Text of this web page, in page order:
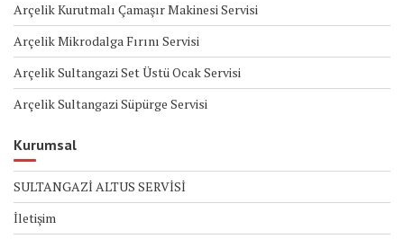
Arçelik Kurutmalı Çamaşır Makinesi Servisi
Arçelik Mikrodalga Fırını Servisi
Arçelik Sultangazi Set Üstü Ocak Servisi
Arçelik Sultangazi Süpürge Servisi
Kurumsal
SULTANGAZİ ALTUS SERVİSİ
İletişim